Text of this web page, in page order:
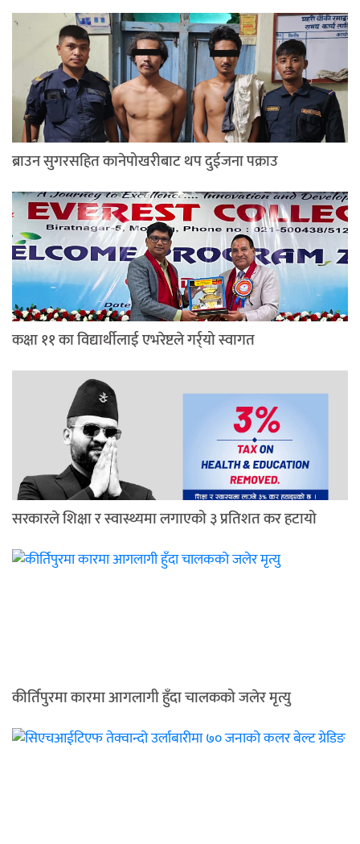
ब्राउन सुगरसहित कानेपोखरीबाट थप दुईजना पक्राउ
कक्षा ११ का विद्यार्थीलाई एभरेष्टले गर्र्यो स्वागत
सरकारले शिक्षा र स्वास्थ्यमा लगाएको ३ प्रतिशत कर हटायो
कीर्तिपुरमा कारमा आगलागी हुँदा चालकको जलेर मृत्यु